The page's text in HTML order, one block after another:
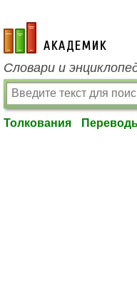
academic.ru
Словари и
Толкования